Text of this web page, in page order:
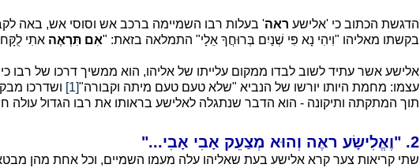
הדגשת הכתוב כי 'אלישע ראה' בעלות רבו השמיימה ברכב אש וסוסי אש, באה
בקשתו מאליהו "וִיהִי נָא פִּי שְׁנַיִם בְּרוּחֲךָ אֵלָי" התמלאה בזאת: "אִם תִּרְאֶה אתִי
אלישע אשר עתיד לשוב לבדו ממקום עלייתו של אליהו, הוא ממשיך דרכו של
עצמו: מחמת היותו יורשו של הנביא "שלא טעם טעם מיתה וקבורה"[1] ושדרכו
תוך המתקתה ותיקונה - הוא הדבר שנתגלה לאלישע בראותו את רבו הגדול עולה
2. "וֶאֱלִישָׂע ראֶה וְהוּא מְצַעֵק אָבִי אָבִי..."
שתי קריאות צער קרא אלישע בעת שאליהו עלה מעמו השמיים, וכל אחת מהן